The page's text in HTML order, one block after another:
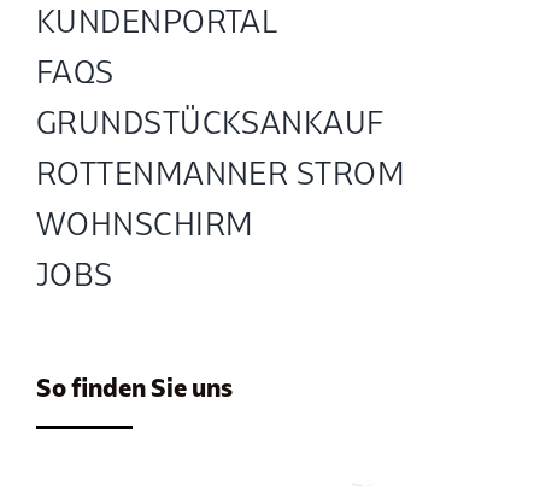
KUNDENPORTAL
FAQS
GRUND­STÜCKS­ANKAUF
ROTTENMANNER STROM
WOHNSCHIRM
JOBS
So finden Sie uns